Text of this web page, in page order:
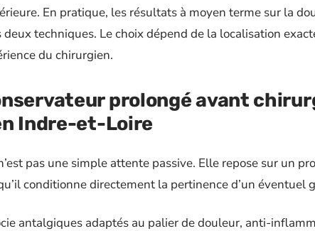
En pratique, les résultats à moyen terme sur la
techniques. Le choix dépend de la localisation
du chirurgien.
prolongé avant
Indre-et-Loire
pas une simple attente passive. Elle repose sur un
conditionne directement la pertinence d’un éventuel
antalgiques adaptés au palier de douleur, anti-